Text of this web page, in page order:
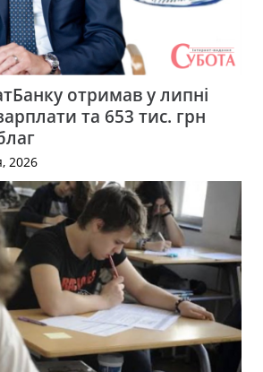
отримав у липні
та 653 тис. грн
2026